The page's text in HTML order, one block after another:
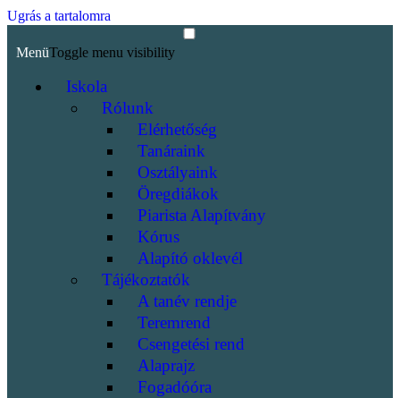
Ugrás a tartalomra
MenüToggle menu visibility
Iskola
Rólunk
Elérhetőség
Tanáraink
Osztályaink
Öregdiákok
Piarista Alapítvány
Kórus
Alapító oklevél
Tájékoztatók
A tanév rendje
Teremrend
Csengetési rend
Alaprajz
Fogadóóra